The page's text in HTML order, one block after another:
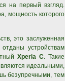
на первый взгляд.
мощность которого
это заслуженная
устройствам
Xperia C. Такие
идеальными,
безупречными, тем